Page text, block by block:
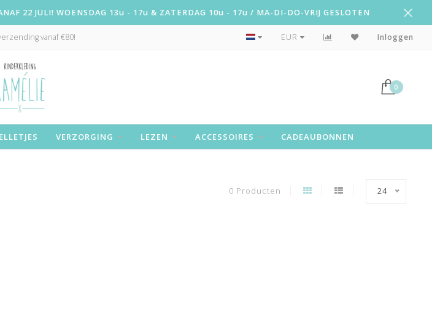
22 JULI! WOENSDAG 13u - 17u & ZATERDAG 10u - 17u / MA-DI-DO-VRIJ GESLOTEN
vanaf €80! Snelle levering!
EUR Inloggen
0
VERZORGING LEZEN ACCESSOIRES CADEAUBONNEN
0 Producten 24